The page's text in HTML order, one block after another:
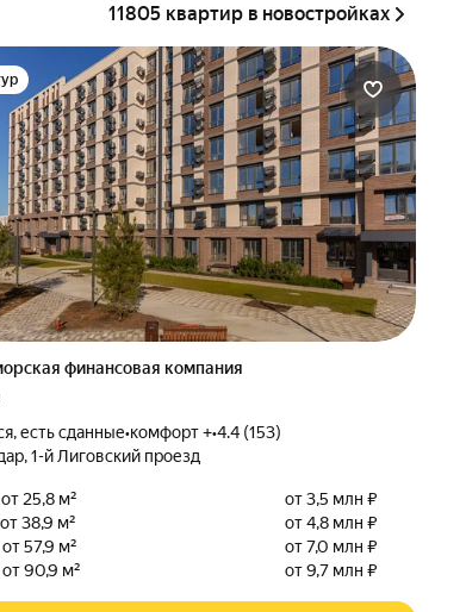
11805 квартир в новостройках
финансовая компания
есть сданные•комфорт +•4.4 (153)
1-й Лиговский проезд
25,8 м²
от 3,5 млн ₽
38,9 м²
от 4,8 млн ₽
57,9 м²
от 7,0 млн ₽
90,9 м²
от 9,7 млн ₽